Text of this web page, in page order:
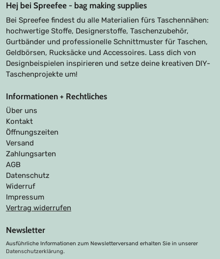
Hej bei Spreefee - bag making supplies
Bei Spreefee findest du alle Materialien fürs Taschennähen:
hochwertige Stoffe, Designerstoffe, Taschenzubehör,
Gurtbänder und professionelle Schnittmuster für Taschen,
Geldbörsen, Rucksäcke und Accessoires. Lass dich von
Designbeispielen inspirieren und setze deine kreativen DIY-
Taschenprojekte um!
Informationen + Rechtliches
Über uns
Kontakt
Öffnungszeiten
Versand
Zahlungsarten
AGB
Datenschutz
Widerruf
Impressum
Vertrag widerrufen
Newsletter
Ausführliche Informationen zum Newsletterversand erhalten Sie in unserer
Datenschutzerklärung.